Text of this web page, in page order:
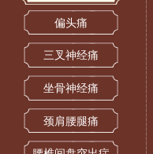
偏头痛
三叉神经痛
坐骨神经痛
颈肩腰腿痛